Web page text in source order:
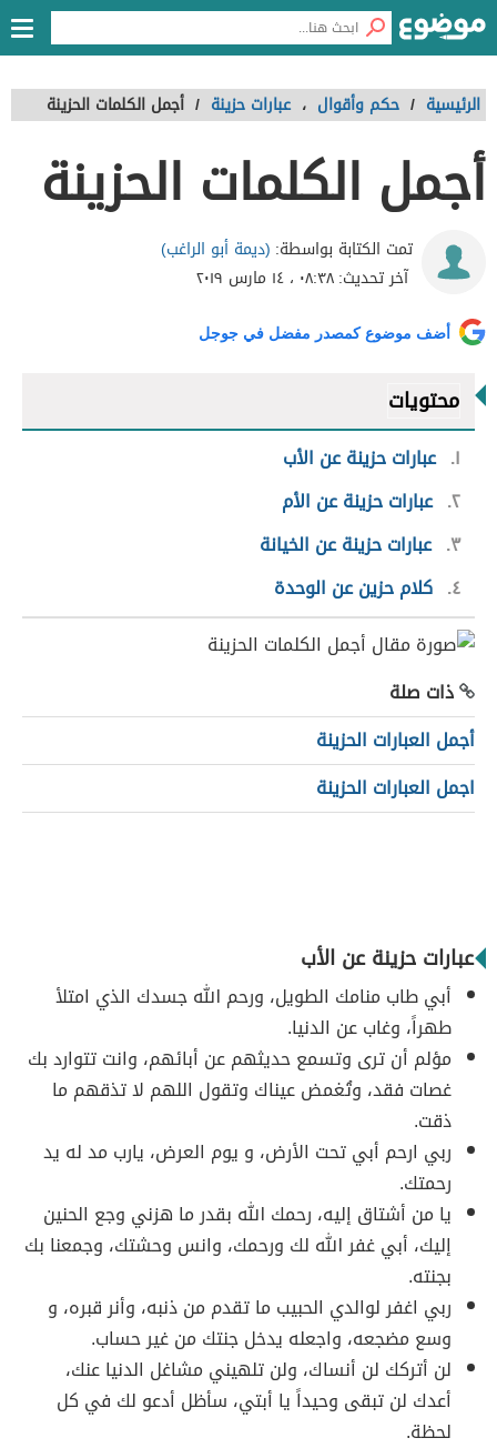
الرئيسية / حكم وأقوال ، عبارات حزينة / أجمل الكلمات الحزينة
أجمل الكلمات الحزينة
تمت الكتابة بواسطة: (ديمة أبو الراغب)
آخر تحديث:٠٨:٣٨ ، ١٤ مارس ٢٠١٩
أضف موضوع كمصدر مفضل في جوجل
محتويات
١ عبارات حزينة عن الأب
٢ عبارات حزينة عن الأم
٣ عبارات حزينة عن الخيانة
٤ كلام حزين عن الوحدة
ذات صلة
أجمل العبارات الحزينة
اجمل العبارات الحزينة
عبارات حزينة عن الأب
أبي طاب منامك الطويل، ورحم الله جسدك الذي امتلأ
طهراً، وغاب عن الدنيا.
مؤلم أن ترى وتسمع حديثهم عن أبائهم، وانت تتوارد بك
غصات فقد، وتُغمض عيناك وتقول اللهم لا تذقهم ما
ذقت.
ربي ارحم أبي تحت الأرض، و يوم العرض، يارب مد له يد
رحمتك.
يا من أشتاق إليه، رحمك الله بقدر ما هزني وجع الحنين
إليك، أبي غفر الله لك ورحمك، وانس وحشتك، وجمعنا بك
بجنته.
ربي اغفر لوالدي الحبيب ما تقدم من ذنبه، وأنر قبره، و
وسع مضجعه، واجعله يدخل جنتك من غير حساب.
لن أتركك لن أنساك، ولن تلهيني مشاغل الدنيا عنك،
أعدك لن تبقى وحيداً يا أبتي، سأظل أدعو لك في كل
لحظة.